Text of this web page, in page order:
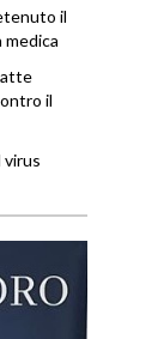
il
medica
il
virus